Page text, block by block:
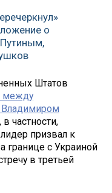
о
Штатов
между
частности,
призвал к
границе с Украиной
в третьей